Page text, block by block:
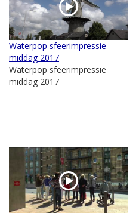
Waterpop sfeerimpressie
middag 2017
Waterpop sfeerimpressie
middag 2017